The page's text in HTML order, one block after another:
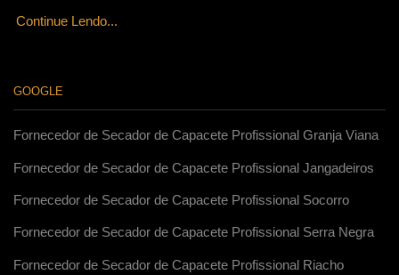
Continue Lendo...
GOOGLE
Fornecedor de Secador de Capacete Profissional Granja Viana
Fornecedor de Secador de Capacete Profissional Jangadeiros
Fornecedor de Secador de Capacete Profissional Socorro
Fornecedor de Secador de Capacete Profissional Serra Negra
Fornecedor de Secador de Capacete Profissional Riacho